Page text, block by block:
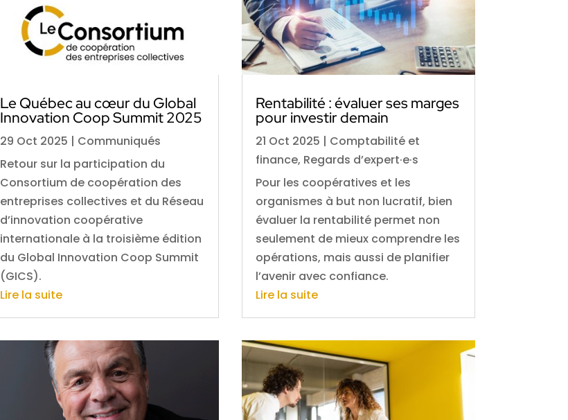
Le Québec au cœur du Global
Innovation Coop Summit 2025
29 Oct 2025 | Communiqués
Retour sur la participation du
Consortium de coopération des
entreprises collectives et du Réseau
d’innovation coopérative
internationale à la troisième édition
du Global Innovation Coop Summit
(GICS).
Lire la suite
Rentabilité : évaluer ses marges
pour investir demain
21 Oct 2025 | Comptabilité et
finance, Regards d’expert·e·s
Pour les coopératives et les
organismes à but non lucratif, bien
évaluer la rentabilité permet non
seulement de mieux comprendre les
opérations, mais aussi de planifier
l’avenir avec confiance.
Lire la suite